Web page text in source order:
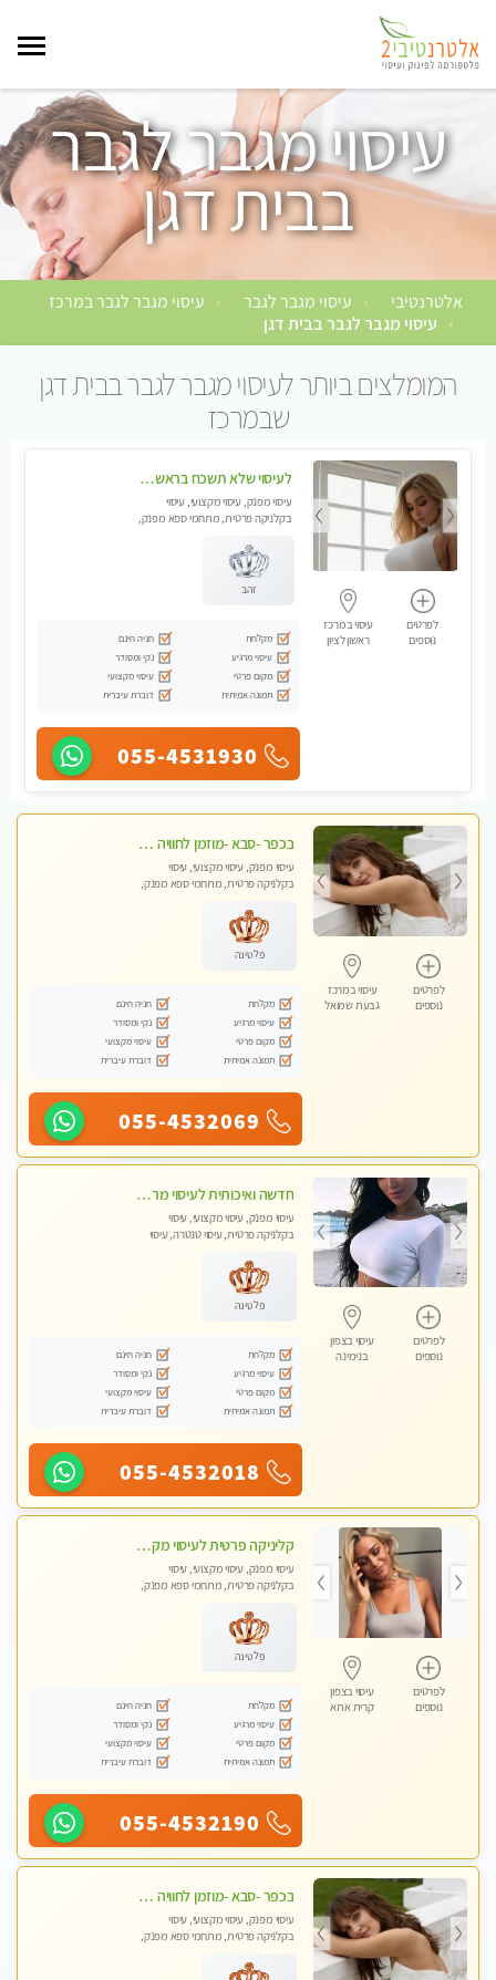
עיסוי מגבר לגבר
בבית דגן
אלטרנטיבי › עיסוי מגבר לגבר › עיסוי מגבר לגבר במרכז
› עיסוי מגבר לגבר בבית דגן
המומלצים ביותר לעיסוי מגבר לגבר בבית דגן
שבמרכז
לפרטים
נוספים
עיסוי במרכז
ראשון לציון
לעיסוי שלא תשכח בראשון לציון
עיסוי מפנק, עיסוי מקצועי, עיסוי
בקלניקה פרטית, מתחמי ספא מפנק,
זהב
מקלחת
חניה חינם
עיסוי מרגיע
נקי ומסודר
מקום פרטי
עיסוי מקצועי
תמונה אמיתית
דוברת עיברית
055-4531930
לפרטים
נוספים
עיסוי במרכז
גבעת שמואל
בכפר -סבא -מוזמן לחוויה בלתי נשכחת!!!עיסוי מפנק ביותר מומלץ לחלוטין!!!
עיסוי מפנק, עיסוי מקצועי, עיסוי
בקלניקה פרטית, מתחמי ספא מפנק,
לנשים בלבד
פלטינה
מקלחת
חניה חינם
עיסוי מרגיע
נקי ומסודר
מקום פרטי
עיסוי מקצועי
תמונה אמיתית
דוברת עיברית
055-4532069
לפרטים
נוספים
עיסוי בצפון
בנימינה
חדשה ואיכותית לעיסוי מרגיע ומפנק VIP-מומלץ לחלוטין! פרטי! ​​​​​​ Highly recommended
עיסוי מפנק, עיסוי מקצועי, עיסוי
בקלניקה פרטית, עיסוי טנטרה, עיסוי
פלטינה
מקלחת
חניה חינם
עיסוי מרגיע
נקי ומסודר
מקום פרטי
עיסוי מקצועי
תמונה אמיתית
דוברת עיברית
055-4532018
לפרטים
נוספים
עיסוי בצפון
קרית אתא
קליניקה פרטית לעיסוי מקצועי ואלטרנטיבי ברמה גבוהה VIP תתקשר ..... highly recommended..new in the city
עיסוי מפנק, עיסוי מקצועי, עיסוי
בקלניקה פרטית, מתחמי ספא מפנק,
טנטרה, עיסוי מגבר לגבר, עיסוי מגבר
לאישה
פלטינה
מקלחת
חניה חינם
עיסוי מרגיע
נקי ומסודר
מקום פרטי
עיסוי מקצועי
תמונה אמיתית
דוברת עיברית
055-4532190
בכפר -סבא -מוזמן לחוויה בלתי נשכחת!!!עיסוי מפנק ביותר מומלץ לחלוטין!!!
עיסוי מפנק, עיסוי מקצועי, עיסוי
בקלניקה פרטית, מתחמי ספא מפנק,
לנשים בלבד